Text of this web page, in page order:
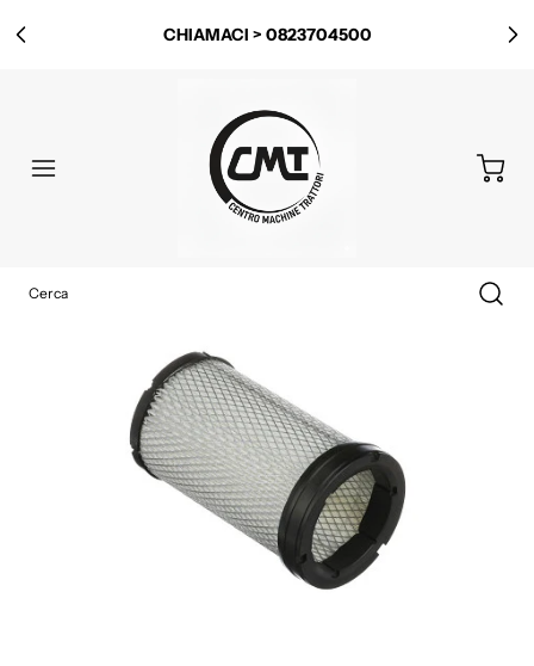
CHIAMACI > 0823704500